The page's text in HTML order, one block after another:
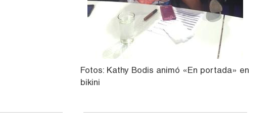
Fotos: Kathy Bodis animó «En portada» en
bikini